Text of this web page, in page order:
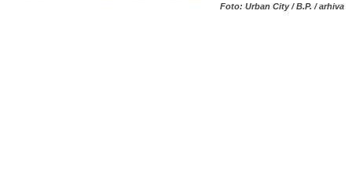
Foto: Urban City / B.P. / arhiva